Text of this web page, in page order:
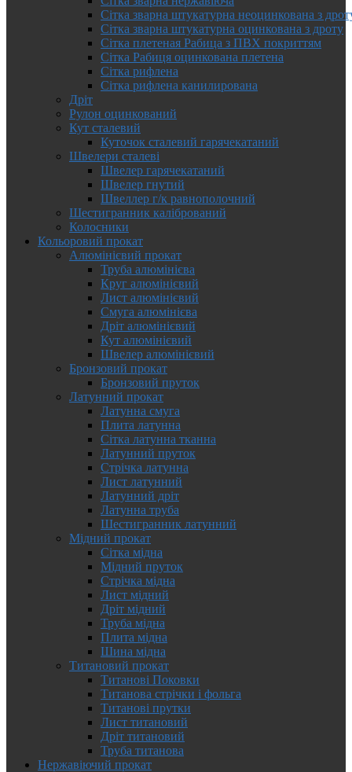
Сітка зварна штукатурна неоцинкована з
Сітка зварна штукатурна оцинкована з дроту
Сітка плетеная Рабица з ПВХ покриттям
Сітка Рабиця оцинкована плетена
Сітка рифлена
Сітка рифлена канилирована
Дріт
Рулон оцинкований
Кут сталевий
Куточок сталевий гарячекатаний
Швелери сталеві
Швелер гарячекатаний
Швелер гнутий
Швеллер г/к равнополочний
Шестигранник калібрований
Колосники
Кольоровий прокат
Алюмінієвий прокат
Труба алюмінієва
Круг алюмінієвий
Лист алюмінієвий
Смуга алюмінієва
Дріт алюмінієвий
Кут алюмінієвий
Швелер алюмінієвий
Бронзовий прокат
Бронзовий пруток
Латунний прокат
Латунна смуга
Плита латунна
Сітка латунна тканна
Латунний пруток
Стрічка латунна
Лист латунний
Латунний дріт
Латунна труба
Шестигранник латунний
Мідний прокат
Сітка мідна
Мідний пруток
Стрічка мідна
Лист мідний
Дріт мідний
Труба мідна
Плита мідна
Шина мідна
Титановий прокат
Титанові Поковки
Титанова стрічки і фольга
Титанові прутки
Лист титановий
Дріт титановий
Труба титанова
Нержавіючий прокат